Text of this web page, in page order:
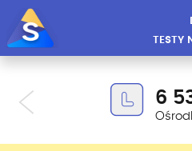
TESTY
6